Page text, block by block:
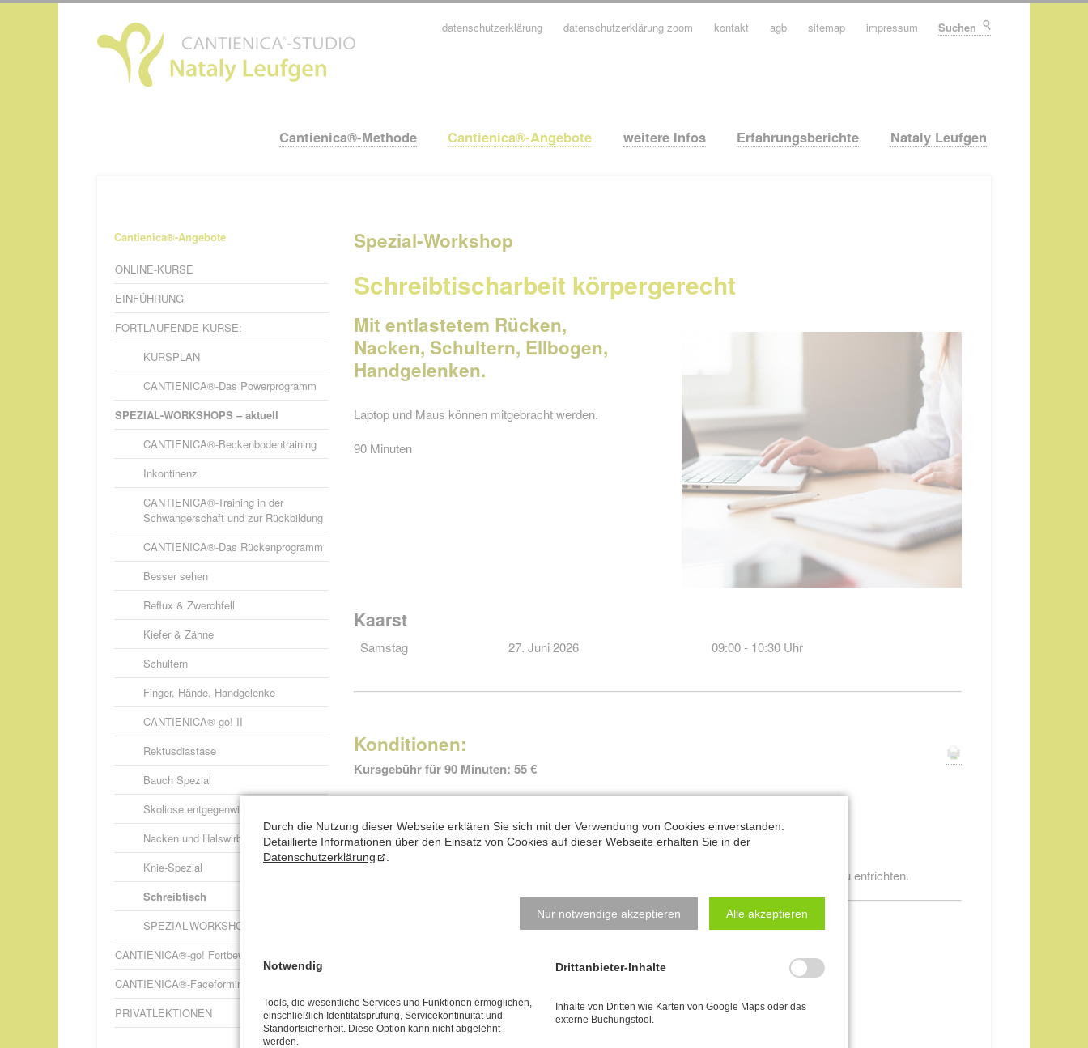
Navigation
Cantienica®-Methode Cantienica®-Angebote weitere Infos Erfahrungsberichte Nataly Leufgen
überspringen
datenschutzerklärung datenschutzerklärung zoom kontakt agb sitemap impressum
Spezial-Workshop
Schreibtischarbeit körpergerecht
Mit entlastetem Rücken,
Nacken, Schultern, Ellbogen,
Handgelenken.
Laptop und Maus können mitgebracht werden.
90 Minuten
Kaarst
Samstag 27. Juni 2026 09:00 - 10:30 Uhr
Konditionen:
Kursgebühr für 90 Minuten: 55 €
Vorkenntnisse ausBasis-Workshopoder Vergleichbarem erforderlich.
Voranmeldung erforderlich.
Abmeldungen spätestens 1 Woche vorher. Bei späterer Abmeldung ist die volle Kursgebühr zu entrichten.
Navigation
Cantienica®-Angebote
ONLINE-KURSE
EINFÜHRUNG
FORTLAUFENDE KURSE:
KURSPLAN
CANTIENICA®-Das Powerprogramm
SPEZIAL-WORKSHOPS – aktuell
CANTIENICA®-Beckenbodentraining
Inkontinenz
CANTIENICA®-Training in der
Schwangerschaft und zur Rückbildung
CANTIENICA®-Das Rückenprogramm
Besser sehen
Reflux & Zwerchfell
Kiefer & Zähne
Schultern
Finger, Hände, Handgelenke
CANTIENICA®-go! II
Rektusdiastase
Bauch Spezial
Skoliose entgegenwirken
Nacken und Halswirbelsäule
Knie-Spezial
Schreibtisch
SPEZIAL-WORKSHOPS – weitere
CANTIENICA®-go! Fortbewegung 2.0
CANTIENICA®-Faceforming
PRIVATLEKTIONEN
Durch die Nutzung dieser Webseite erklären Sie sich mit der Verwendung von Cookies einverstanden.
Detaillierte Informationen über den Einsatz von Cookies auf dieser Webseite erhalten Sie in der
Datenschutzerklärung
Nur notwendige akzeptieren Alle akzeptieren
Notwendig
Tools, die wesentliche Services und Funktionen ermöglichen,
einschließlich Identitätsprüfung, Servicekontinuität und
Standortsicherheit. Diese Option kann nicht abgelehnt
werden.
Drittanbieter-Inhalte
Inhalte von Dritten wie Karten von Google Maps oder das
externe Buchungstool.